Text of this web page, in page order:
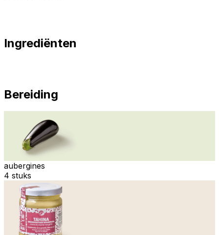
Ingrediënten
Bereiding
aubergines
4 stuks